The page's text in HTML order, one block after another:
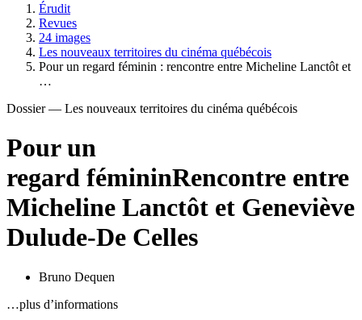
Érudit
Revues
24 images
Les nouveaux territoires du cinéma québécois
Pour un regard féminin : rencontre entre Micheline Lanctôt et
…
Dossier — Les nouveaux territoires du cinéma québécois
Pour un
regard fémininRencontre entre
Micheline Lanctôt et Geneviève
Dulude-De Celles
Bruno Dequen
…plus d’informations